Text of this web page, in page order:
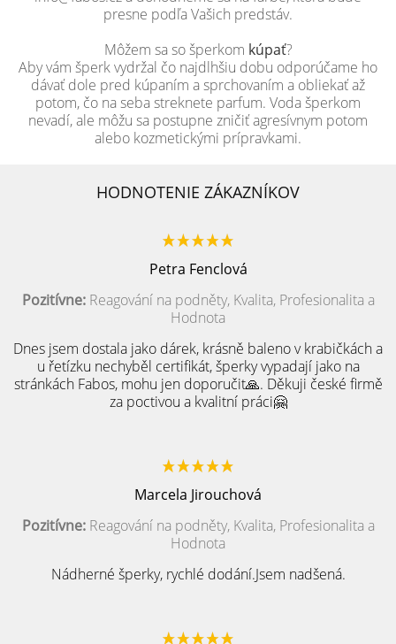
presne podľa Vašich predstáv.
Môžem sa so šperkom kúpať?
Aby vám šperk vydržal čo najdlhšiu dobu odporúčame ho
dávať dole pred kúpaním a sprchovaním a obliekať až
potom, čo na seba streknete parfum. Voda šperkom
nevadí, ale môžu sa postupne zničiť agresívnym potom
alebo kozmetickými prípravkami.
HODNOTENIE ZÁKAZNÍKOV
Petra Fenclová
Pozitívne:Reagování na podněty, Kvalita, Profesionalita a
Hodnota
Dnes jsem dostala jako dárek, krásně baleno v krabičkách a
u řetízku nechyběl certifikát, šperky vypadají jako na
stránkách Fabos, mohu jen doporučit🙏. Děkuji české firmě
za poctivou a kvalitní práci🤗
Marcela Jirouchová
Pozitívne:Reagování na podněty, Kvalita, Profesionalita a
Hodnota
Nádherné šperky, rychlé dodání.Jsem nadšená.